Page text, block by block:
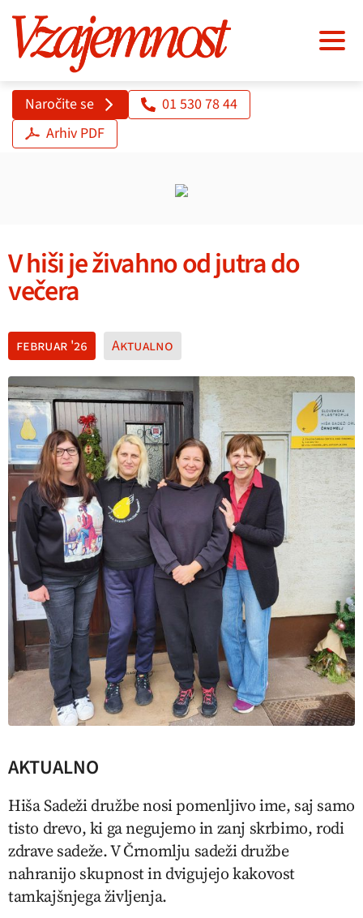
Naročite se
01 530 78 44
Arhiv PDF
V hiši je živahno od jutra do
večera
februar '26 Aktualno
AKTUALNO
Hiša Sadeži družbe nosi pomenljivo ime, saj samo
tisto drevo, ki ga negujemo in zanj skrbimo, rodi
zdrave sadeže. V Črnomlju sadeži družbe
nahranijo skupnost in dvigujejo kakovost
tamkajšnjega življenja.